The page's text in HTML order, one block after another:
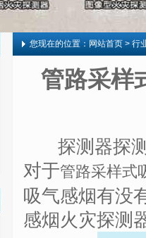
您现在的位置： 网站首页 > 行
管路采样
探测器探测
对于管路采样式
吸气感烟有没
感烟火灾探测